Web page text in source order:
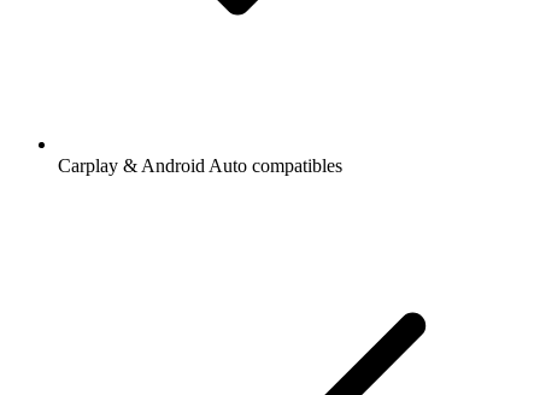
Carplay & Android Auto compatibles